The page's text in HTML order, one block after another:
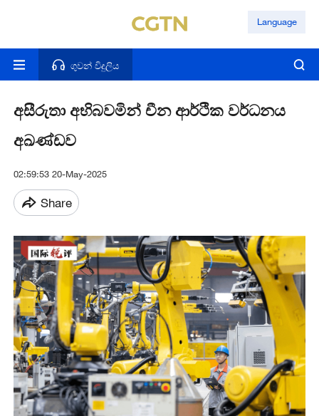
Language
ගුවන් විදුලිය
අසීරුතා අභිබවමින් චීන ආර්ථික වර්ධනය
අඛණ්ඩව
02:59:53 20-May-2025
Share